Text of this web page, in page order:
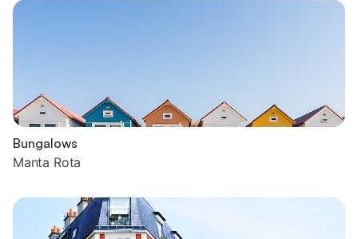
Bungalows
Manta Rota